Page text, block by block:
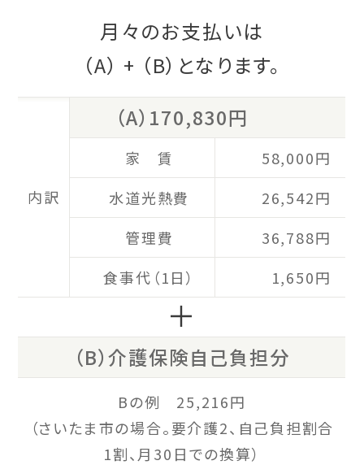
月々のお支払いは
（A） + （B） となります。
（A）170,830円
内訳
家 賃
58,000円
水道光熱費
26,542円
管理費
36,788円
食事代（1日）
1,650円
＋
（B）介護保険自己負担分
Bの例 25,216円
（さいたま市の場合。要介護2、自己負担割合
1割、月30日での換算）